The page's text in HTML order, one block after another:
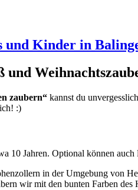
Kinder in
und
zaubern“ kannst du
:)
10 Jahren. Optional können
in der Umgebung von
wir mit den bunten Farben des